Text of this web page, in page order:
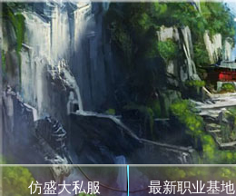
仿盛大私服 最新职业基地